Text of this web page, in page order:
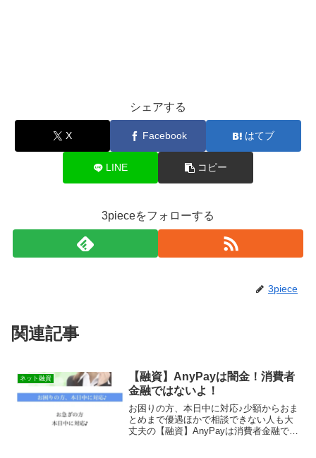
シェアする
X Facebook はてブ
LINE コピー
3pieceをフォローする
3piece
関連記事
ネット融資
【融資】AnyPayは闇金！消費者
金融ではないよ！
お困りの方、本日中に対応♪少額からおま
とめまで優遇ほかで相談できない人も大
丈夫の【融資】AnyPayは消費者金融では